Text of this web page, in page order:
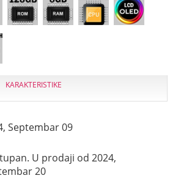
KARAKTERISTIKE
Septembar 09
U prodaji od 2024,
20